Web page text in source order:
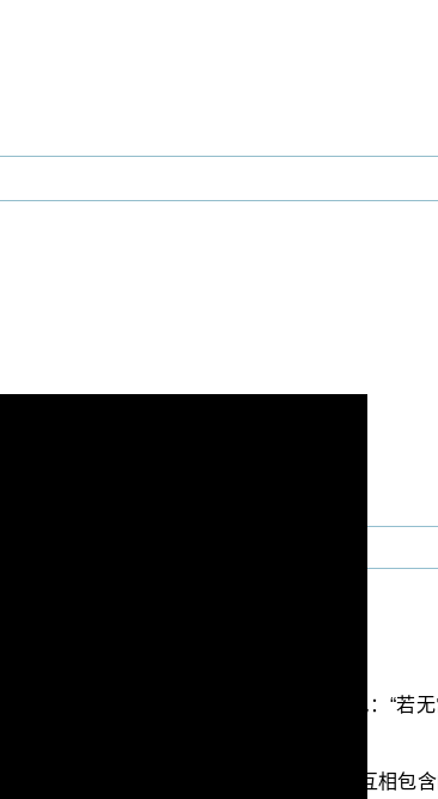
它念一次，来看看它的内容：
，是苦耶？”答言：“是苦。”世尊复问仙尼：“若
复如是。
中可以看到我或异于我，或是它们彼此互相包